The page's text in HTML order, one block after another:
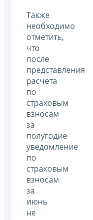
Также
необходимо
отметить,
что
после
представления
расчета
по
страховым
взносам
за
полугодие
уведомление
по
страховым
взносам
за
июнь
не